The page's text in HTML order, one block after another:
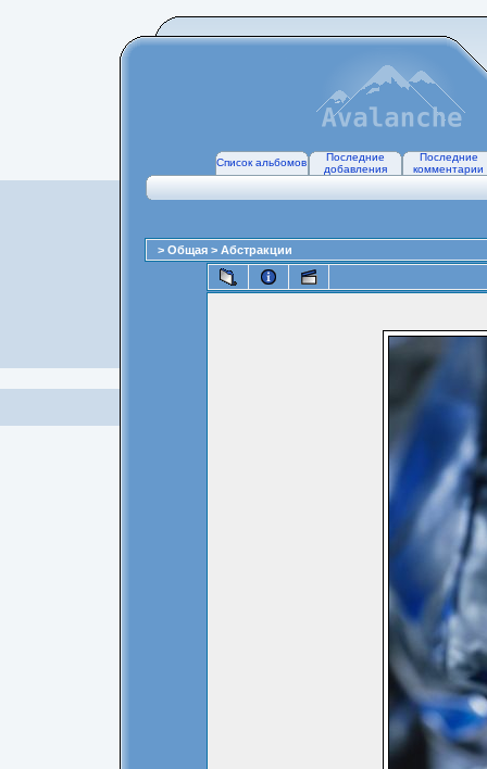
Список альбомов
Последние
добавления
Последние
комментарии
> Общая > Абстракции